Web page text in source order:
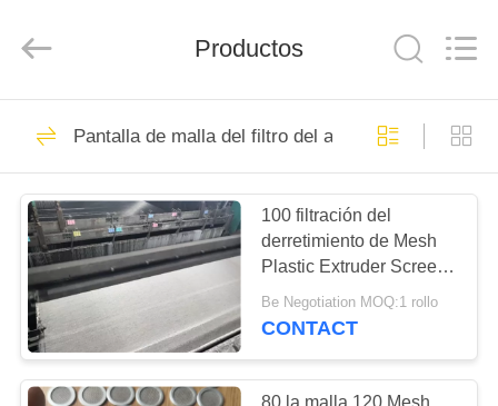
HOGAR
PRODUCTOS
SOBRE
NOSOTROS
VIAJE
RUN
Reserved.
Tela de la cerca de
la alambrada
109
105
Productos
Pantalla de malla del filtro del acero inoxidable
100 filtración del
derretimiento de Mesh
Plastic Extruder Screen
For de la malla 120 y
proceso de la
Be Negotiation MOQ:1 rollo
CONTACT
80 la malla 120 Mesh